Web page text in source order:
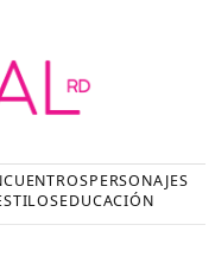
PERSONAJES
EDUCACIÓN